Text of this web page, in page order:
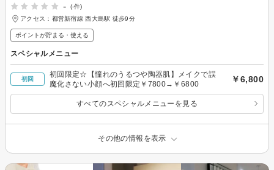
-
(-件)
アクセス：都営新宿線 西大島駅 徒歩9分
ポイントが貯まる・使える
スペシャルメニュー
初回
初回限定☆【憧れのうるつや陶器肌】メイクで誤
魔化さない小顔へ初回限定￥7800→￥6800
￥6,800
すべてのスペシャルメニューを見る
その他の情報を表示